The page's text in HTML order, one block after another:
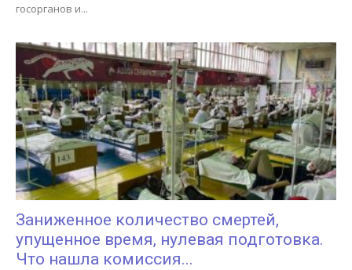
госорганов и...
Заниженное количество смертей,
упущенное время, нулевая подготовка.
Что нашла комиссия...